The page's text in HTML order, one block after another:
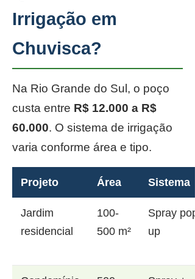
Irrigação em
Chuvisca?
Na Rio Grande do Sul, o poço
custa entre R$ 12.000 a R$
60.000. O sistema de irrigação
varia conforme área e tipo.
Projeto Área Sistema
Jardim
residencial
100-
500 m²
Spray pop-
up